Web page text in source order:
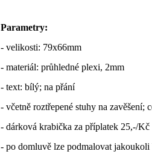
Parametry:
- velikosti: 79x66mm
- materiál: průhledné plexi, 2mm
- text: bílý; na přání
- včetně roztřepené stuhy na
- dárková krabička za příplatek 25,-/Kč
- po domluvě lze podmalovat